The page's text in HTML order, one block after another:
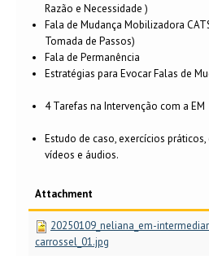
Razão e Necessidade )
Fala de Mudança Mobilizadora
Tomada de Passos)
Fala de Permanência
Estratégias para Evocar Falas de
4 Tarefas na Intervenção com a EM
Estudo de caso, exercícios
vídeos e áudios.
Attachment
20250109_neliana_em-
carrossel_01.jpg